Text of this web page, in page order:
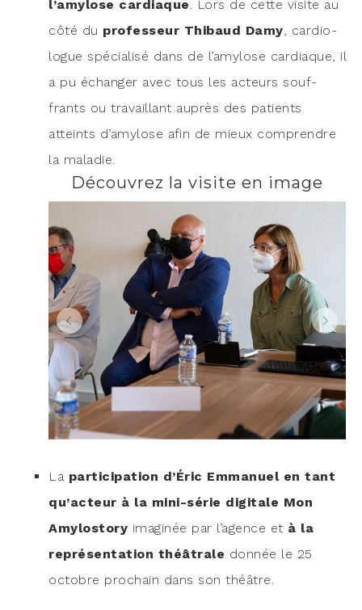
l’amylose car­diaque. Lors de cette visite au
côté du pro­fes­seur Thi­baud Damy, car­dio­
logue spé­cia­li­sé dans de l’amylose car­diaque, il
a pu échan­ger avec tous les acteurs souf­
frants ou tra­vaillant auprès des patients
atteints d’amylose afin de mieux com­prendre
la maladie.
Découvrez la visite en image
La par­ti­ci­pa­tion d’Éric Emma­nuel en tant
qu’acteur à la mini-série digi­tale Mon
Amy­los­to­ry ima­gi­née par l’agence et à la
repré­sen­ta­tion théâ­trale don­née le 25
octobre pro­chain dans son théâtre.